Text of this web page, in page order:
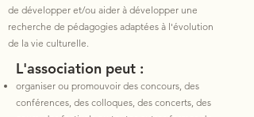
de développer et/ou aider à développer une
recherche de pédagogies adaptées à l'évolution
de la vie culturelle.
L'association peut :
organiser ou promouvoir des concours, des
conférences, des colloques, des concerts, des